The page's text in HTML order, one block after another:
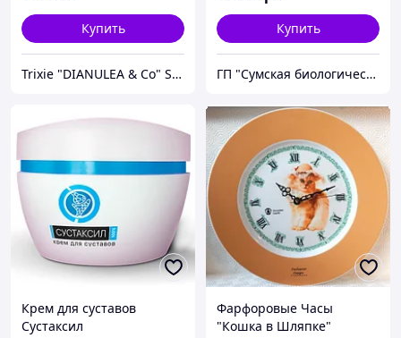
Купить
Trixie "DIANULEA & Co" SRL
гидроокисьалюминиевая.
Купить
ГП "Сумская биологическая фабрика"
Крем для суставов
Сустаксил
Фарфоровые Часы
"Кошка в Шляпке"